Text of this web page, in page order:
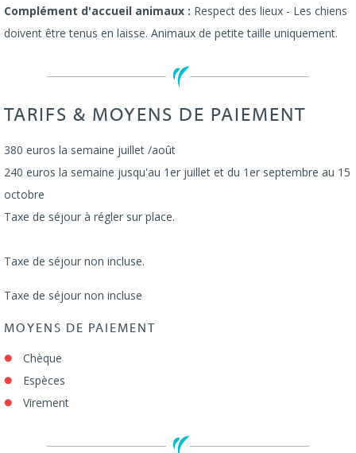
Complément d'accueil animaux : Respect des lieux - Les chiens
doivent être tenus en laisse. Animaux de petite taille uniquement.
TARIFS & MOYENS DE PAIEMENT
380 euros la semaine juillet /août
240 euros la semaine jusqu'au 1er juillet et du 1er septembre au 15
octobre
Taxe de séjour à régler sur place.
Taxe de séjour non incluse.
Taxe de séjour non incluse
MOYENS DE PAIEMENT
Chèque
Espèces
Virement